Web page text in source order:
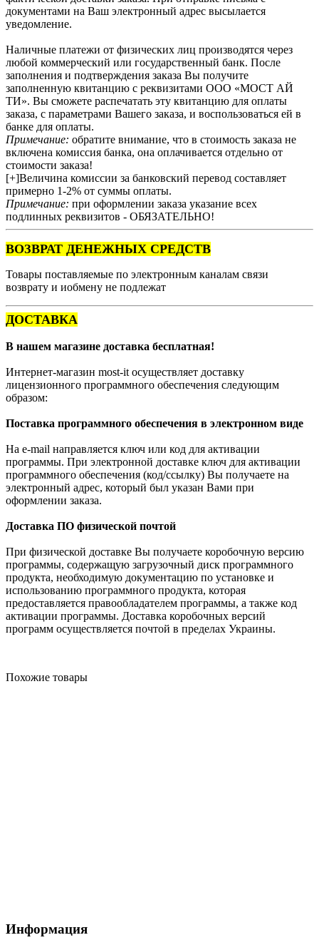
документами на Ваш электронный адрес высылается
уведомление.
Наличные платежи от физических лиц производятся через
любой коммерческий или государственный банк. После
заполнения и подтверждения заказа Вы получите
заполненную квитанцию с реквизитами ООО «МОСТ АЙ
ТИ». Вы сможете распечатать эту квитанцию для оплаты
заказа, с параметрами Вашего заказа, и воспользоваться ей в
банке для оплаты.
Примечание: обратите внимание, что в стоимость заказа не
включена комиссия банка, она оплачивается отдельно от
стоимости заказа!
[+]Величина комиссии за банковский перевод составляет
примерно 1-2% от суммы оплаты.
Примечание: при оформлении заказа указание всех
подлинных реквизитов - ОБЯЗАТЕЛЬНО!
ВОЗВРАТ ДЕНЕЖНЫХ СРЕДСТВ
Товары поставляемые по электронным каналам связи
возврату и иобмену не подлежат
ДОСТАВКА
В нашем магазине доставка бесплатная!
Интернет-магазин most-it осуществляет доставку
лицензионного программного обеспечения следующим
образом:
Поставка программного обеспечения в электронном виде
На e-mail направляется ключ или код для активации
программы. При электронной доставке ключ для активации
программного обеспечения (код/ссылку) Вы получаете на
электронный адрес, который был указан Вами при
оформлении заказа.
Доставка ПО физической почтой
При физической доставке Вы получаете коробочную версию
программы, содержащую загрузочный диск программного
продукта, необходимую документацию по установке и
использованию программного продукта, которая
предоставляется правообладателем программы, а также код
активации программы. Доставка коробочных версий
программ осуществляется почтой в пределах Украины.
Похожие товары
Информация